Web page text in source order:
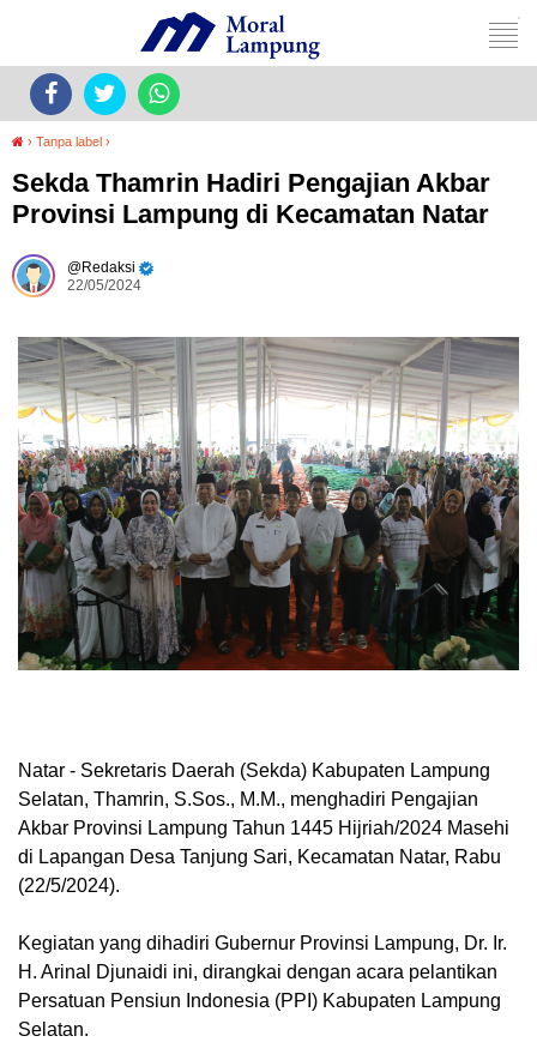
› Tanpa label ›
Sekda Thamrin Hadiri Pengajian Akbar
Provinsi Lampung di Kecamatan Natar
Redaksi
22/05/2024
Natar - Sekretaris Daerah (Sekda) Kabupaten Lampung
Selatan, Thamrin, S.Sos., M.M., menghadiri Pengajian
Akbar Provinsi Lampung Tahun 1445 Hijriah/2024 Masehi
di Lapangan Desa Tanjung Sari, Kecamatan Natar, Rabu
(22/5/2024).
Kegiatan yang dihadiri Gubernur Provinsi Lampung, Dr. Ir.
H. Arinal Djunaidi ini, dirangkai dengan acara pelantikan
Persatuan Pensiun Indonesia (PPI) Kabupaten Lampung
Selatan.